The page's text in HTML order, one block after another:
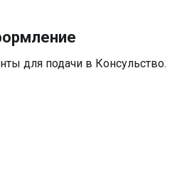
для подачи в Консульство.